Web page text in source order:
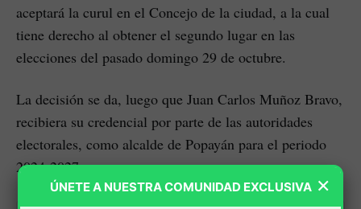
aceptará la curul en el Concejo de la ciudad, a la cual
tiene derecho al obtener el segundo lugar en las
elecciones del pasado domingo 29 de octubre.
La decisión se da, luego que Juan Carlos Muñoz Bravo,
recibiera su credencial por parte de las autoridades
electorales, como alcalde de Popayán para el periodo
2024-2027.
×
ÚNETE A NUESTRA COMUNIDAD EXCLUSIVA